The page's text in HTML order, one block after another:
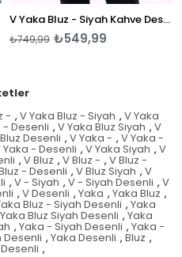
V Yaka Bluz - Siyah Kahve Desenli
₺549,99
₺749,99
V
- , V Yaka Bluz - Siyah , V Yaka
- Desenli , V Yaka Bluz Siyah , V
Desenli , V Yaka - , V Yaka -
Yaka - Desenli , V Yaka Siyah , V
, V Bluz , V Bluz - , V Bluz -
- Desenli , V Bluz Siyah , V
, V - Siyah , V - Siyah Desenli , V
, V Desenli , Yaka , Yaka Bluz ,
Bluz - Siyah Desenli , Yaka
Yaka Bluz Siyah Desenli , Yaka
, Yaka - Siyah Desenli , Yaka -
Desenli , Yaka Desenli , Bluz ,
,